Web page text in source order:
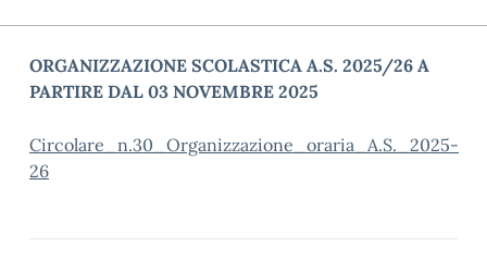
ORGANIZZAZIONE SCOLASTICA A.S. 2025/26 A
PARTIRE DAL 03 NOVEMBRE 2025
Circolare_n.30_Organizzazione_oraria_A.S._2025-
26